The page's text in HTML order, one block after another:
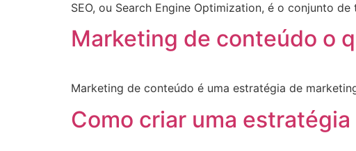
SEO, ou Search Engine Optimization, é o conjunto
Marketing de conteúdo o
Marketing de conteúdo é uma estratégia de
Como criar uma